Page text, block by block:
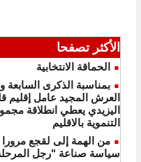
الأكثر تصفحا
الحماقة الانتخابية
بمناسبة الذكرى السابعة
العرش المجيد عامل إقليم
اليزيدي يعطي انطلاقة
التنموية بالاقليم
من الهمة إلى لقجع
سياسة صناعة "رجل